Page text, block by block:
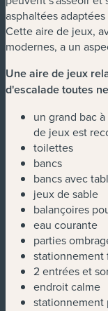
asphaltées
Cette aire de jeux,
modernes, a un
Une aire de jeux
d'escalade toutes
un grand bac
de jeux est
toilettes
bancs
bancs avec
jeux de sable
balançoires
eau courante
parties
stationnement
2 entrées et
endroit calme
stationnement